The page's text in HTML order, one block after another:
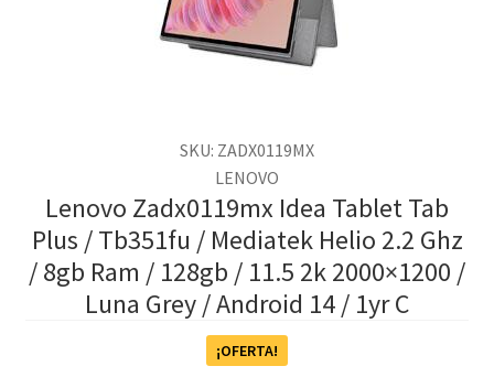
SKU: ZADX0119MX
LENOVO
Lenovo Zadx0119mx Idea Tablet Tab
Plus / Tb351fu / Mediatek Helio 2.2 Ghz
/ 8gb Ram / 128gb / 11.5 2k 2000×1200 /
Luna Grey / Android 14 / 1yr C
¡OFERTA!